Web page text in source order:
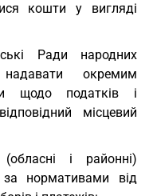
кошти у вигляді
Ради народних
окремим
щодо податків і
місцевий
і районні)
нормативами від